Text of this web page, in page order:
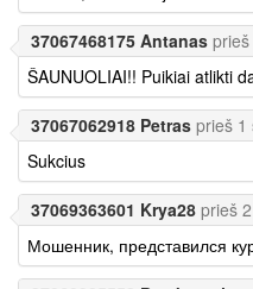
37067468175 Antanas
ŠAUNUOLIAI!! Puikiai atlikti
37067062918 Petras prieš 1
Sukcius
37069363601 Krya28 prieš
Мошенник, представился